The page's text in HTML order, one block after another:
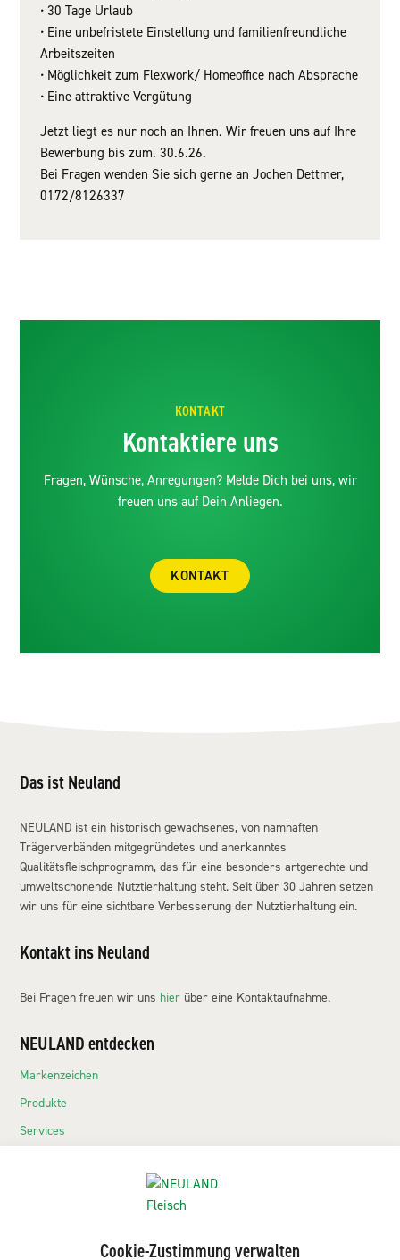
Cookie-Zustimmung verwalten
• 30 Tage Urlaub
• Eine unbefristete Einstellung und familienfreundliche
Arbeitszeiten
• Möglichkeit zum Flexwork/ Homeoffice nach Absprache
• Eine attraktive Vergütung
Jetzt liegt es nur noch an Ihnen. Wir freuen uns auf Ihre
Bewerbung bis zum. 30.6.26.
Bei Fragen wenden Sie sich gerne an Jochen Dettmer,
0172/8126337
KONTAKT
Kontaktiere uns
Fragen, Wünsche, Anregungen? Melde Dich bei uns, wir
freuen uns auf Dein Anliegen.
KONTAKT
Das ist Neuland
NEULAND ist ein historisch gewachsenes, von namhaften
Trägerverbänden mitgegründetes und anerkanntes
Qualitätsfleischprogramm, das für eine besonders artgerechte und
umweltschonende Nutztierhaltung steht. Seit über 30 Jahren setzen
wir uns für eine sichtbare Verbesserung der Nutztierhaltung ein.
Kontakt ins Neuland
Bei Fragen freuen wir uns hier über eine Kontaktaufnahme.
NEULAND entdecken
Markenzeichen
Produkte
Services